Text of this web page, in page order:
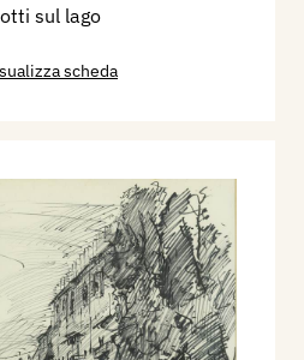
sul lago
scheda